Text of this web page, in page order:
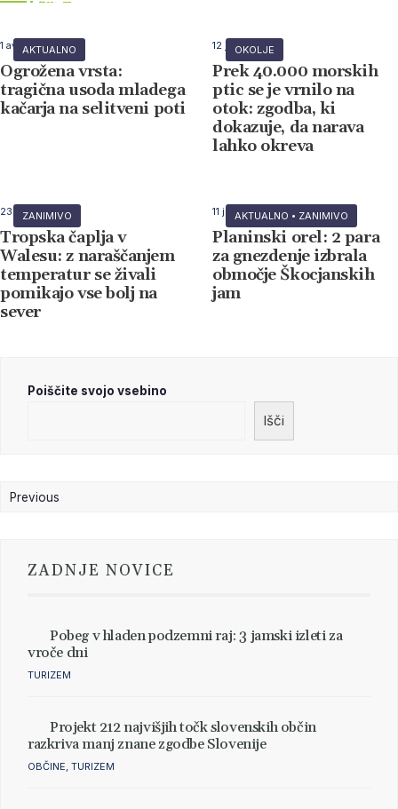
AKTUALNO
1 avgusta, 2026
Ogrožena vrsta:
tragična usoda mladega
kačarja na selitveni poti
OKOLJE
12 julija, 2026
Prek 40.000 morskih
ptic se je vrnilo na
otok: zgodba, ki
dokazuje, da narava
lahko okreva
ZANIMIVO
23 junija, 2026
Tropska čaplja v
Walesu: z naraščanjem
temperatur se živali
pomikajo vse bolj na
sever
AKTUALNO • ZANIMIVO
11 junija, 2026
Planinski orel: 2 para
za gnezdenje izbrala
območje Škocjanskih
jam
Poiščite svojo vsebino
Išči
Previous
ZADNJE NOVICE
Pobeg v hladen podzemni raj: 3 jamski izleti za
vroče dni
TURIZEM
Projekt 212 najvišjih točk slovenskih občin
razkriva manj znane zgodbe Slovenije
OBČINE, TURIZEM
Naročila in več informacij
Naročila in več informacij
Naročila in več informacij
Naročila in več informacij
Naročila in več informacij
Naročila in več informacij
Naročila in več informacij